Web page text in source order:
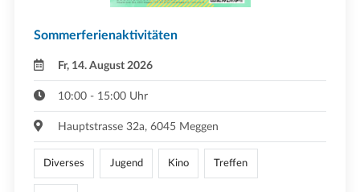
Sommerferienaktivitäten
Fr, 14. August 2026
10:00 - 15:00 Uhr
Hauptstrasse 32a, 6045 Meggen
Diverses Jugend Kino Treffen